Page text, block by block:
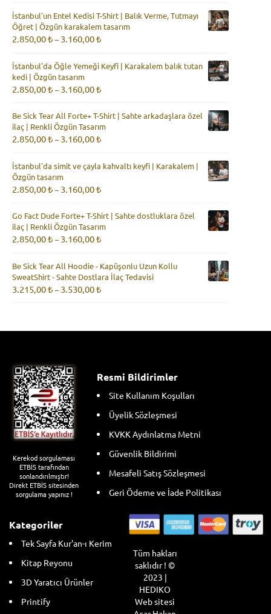
-
2.350,00 ₺
İstanbul'un Entel Kedisi T-Shirt | Balık Verme, Tutmayı
Öğret | Özgün karakalem tasarım
2.850,00₺ – 3.160,00₺
-
İstanbul'da Öğle Yemeği Keyfi | Karakalem balık tutan
kedi | Özgün tasarım
2.850,00₺ – 3.160,00₺
-
3.160,00 ₺
Be Sick Tear All Forte+ T-Shirt | Sahte arkadaşlara özel
ilaç | Renkli Özgün Tasarım
2.850,00₺ – 3.160,00₺
İstanbul'da simit ve çayla kahvaltı keyfi | Karakalem |
Özgün tasarım
2.850,00₺ – 3.160,00₺
-
3.160,00 ₺
Go Fact Dude Forte+ T-Shirt | Sahte dostluklara özel
ilaç | Renkli Özgün Tasarım
2.850,00₺ – 3.160,00₺
-
3.160,00 ₺
Be Sick Tear All Hoodie - Kapüşonlu Uzun Kollu
SweatShirt - Sahte Dostlara İlaç Tedavisi
3.215,00₺ – 3.530,00₺
Kerekod sorgulaması
ETBİS tarafından
sonlandırılmıştır!
Direkt ETBİS sitesinden
sorgulama yapınız !
Resmi Bildirimler
Site Kullanım Koşulları
Üyelik Sözleşmesi
KVKK Aydınlatma Metni
Güvenlik Bildirimi
Mesafeli Satış Sözleşmesi
Geri Ödeme ve İade Politikası
Kategoriler
Tek Sayfa Kur'an-ı Kerim
Kitap Reyonu
3D Yaratıcı Ürünler
Printify
Tüm hakları
saklıdır ! ©
2023 |
HEDIKO
Web sitesi